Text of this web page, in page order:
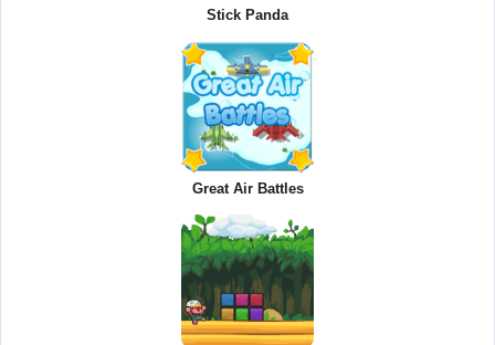
Stick Panda
Great Air Battles